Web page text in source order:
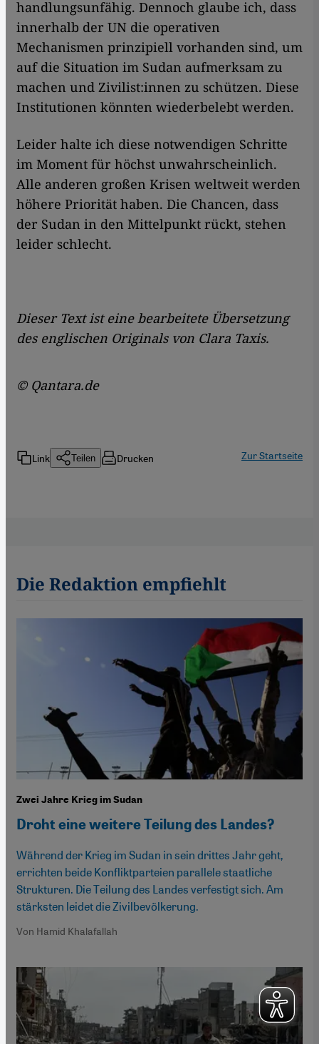
handlungsunfähig. Dennoch glaube ich, dass
innerhalb der UN die operativen
Mechanismen prinzipiell vorhanden sind, um
auf die Situation im Sudan aufmerksam zu
machen und Zivilist:innen zu schützen. Diese
Institutionen könnten wiederbelebt werden.
Leider halte ich diese notwendigen Schritte
im Moment für höchst unwahrscheinlich.
Alle anderen großen Krisen weltweit werden
höhere Priorität haben. Die Chancen, dass
der Sudan in den Mittelpunkt rückt, stehen
leider schlecht.
Dieser Text ist eine bearbeitete Übersetzung
des englischen Originals von Clara Taxis.
© Qantara.de
Link Teilen Drucken Zur Startseite
Die Redaktion empfiehlt
Zwei Jahre Krieg im Sudan
Droht eine weitere Teilung des Landes?
Während der Krieg im Sudan in sein drittes Jahr geht,
errichten beide Konfliktparteien parallele staatliche
Strukturen. Die Teilung des Landes verfestigt sich. Am
stärksten leidet die Zivilbevölkerung.
Von Hamid Khalafallah